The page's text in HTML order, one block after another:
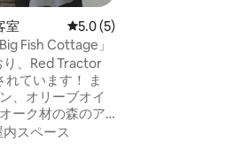
室 レビュー5件、5つ星中5.0つ
5.0 (5)
Fish Cottage」
、Red Tractor
ています！ ま
、オリーブオイ
ーク材の森のア
も生産していま
内スペース